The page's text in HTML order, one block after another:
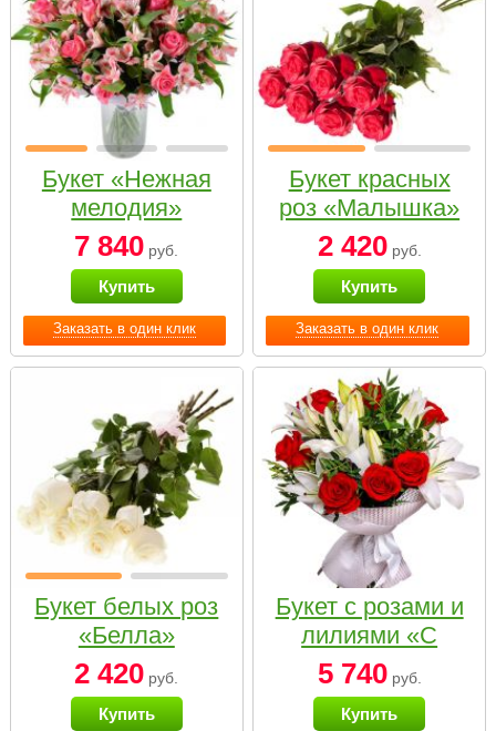
Заказать в один клик
Букет «Нежная
мелодия»
7 840 руб.
Купить
Заказать в один клик
Букет красных
роз «Малышка»
2 420руб.
Купить
Букет белых роз
«Белла»
2 420 руб.
Купить
Букет с розами и
лилиями «С
наилучшими
пожеланиями»
5 740руб.
Купить